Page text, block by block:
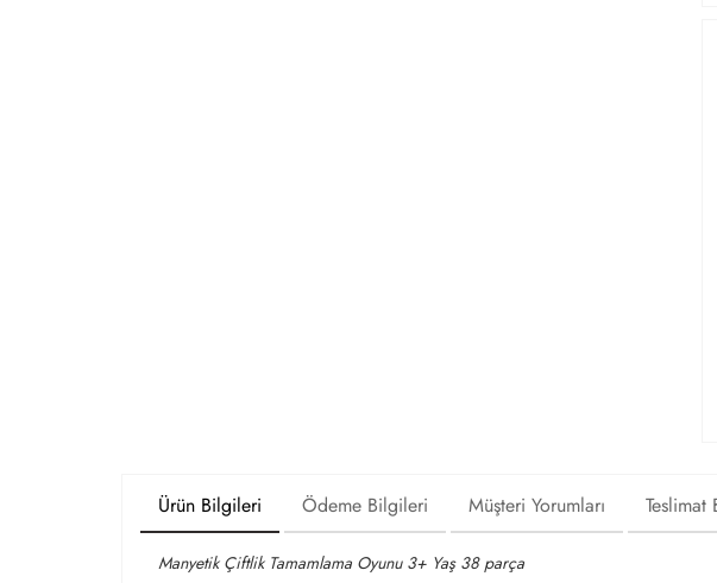
Ürün Bilgileri Ödeme Bilgileri Müşteri Yorumları Teslimat
Manyetik Çiftlik Tamamlama Oyunu 3+ Yaş 38 parça